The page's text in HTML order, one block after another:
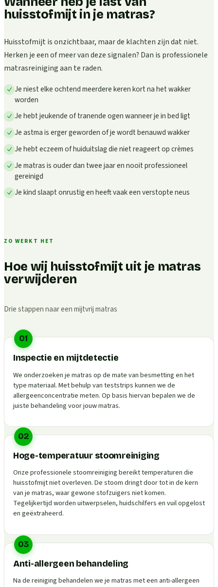
huisstofmijt in je matras?
Huisstofmijt is onzichtbaar, maar de klachten zijn dat niet.
Herken je een of meer van deze signalen? Dan is professionele
matrasreiniging aan te raden.
Je niest elke ochtend meerdere keren kort na het wakker
worden
Je hebt jeukende of tranende ogen wanneer je in bed ligt
Je astma is erger geworden of je wordt benauwd wakker
Je hebt eczeem of huiduitslag die niet reageert op crèmes
Je matras is ouder dan twee jaar en nooit professioneel
gereinigd
Je kind slaapt onrustig en heeft vaak een verstopte neus
ZO WERKT HET
Hoe wij huisstofmijt uit je matras
verwijderen
Drie stappen naar een mijtvrij matras
01
Inspectie en mijtdetectie
We onderzoeken je matras op de mate van besmetting en het
type materiaal. Met behulp van teststrips kunnen we de
allergeenconcentratie meten. Op basis hiervan bepalen we de
juiste behandeling voor jouw matras.
02
Hoge-temperatuur stoomreiniging
Onze professionele stoomreiniging bereikt temperaturen die
huisstofmijt niet overleven. De stoom dringt door tot in de kern
van je matras, waar gewone stofzuigers niet komen.
Tegelijkertijd worden uitwerpselen, huidschilfers en vuil opgelost
en geëxtraheerd.
03
Anti-allergeen behandeling
Na de reiniging behandelen we je matras met een anti-allergeen